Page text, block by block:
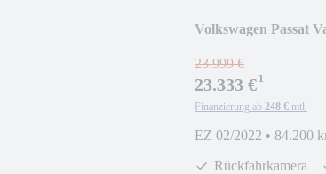
Volkswagen Passat
23.999 €
23.333 €¹
Finanzierung ab 248 € mtl.
EZ 02/2022 • 84.200
Rückfahrkamera